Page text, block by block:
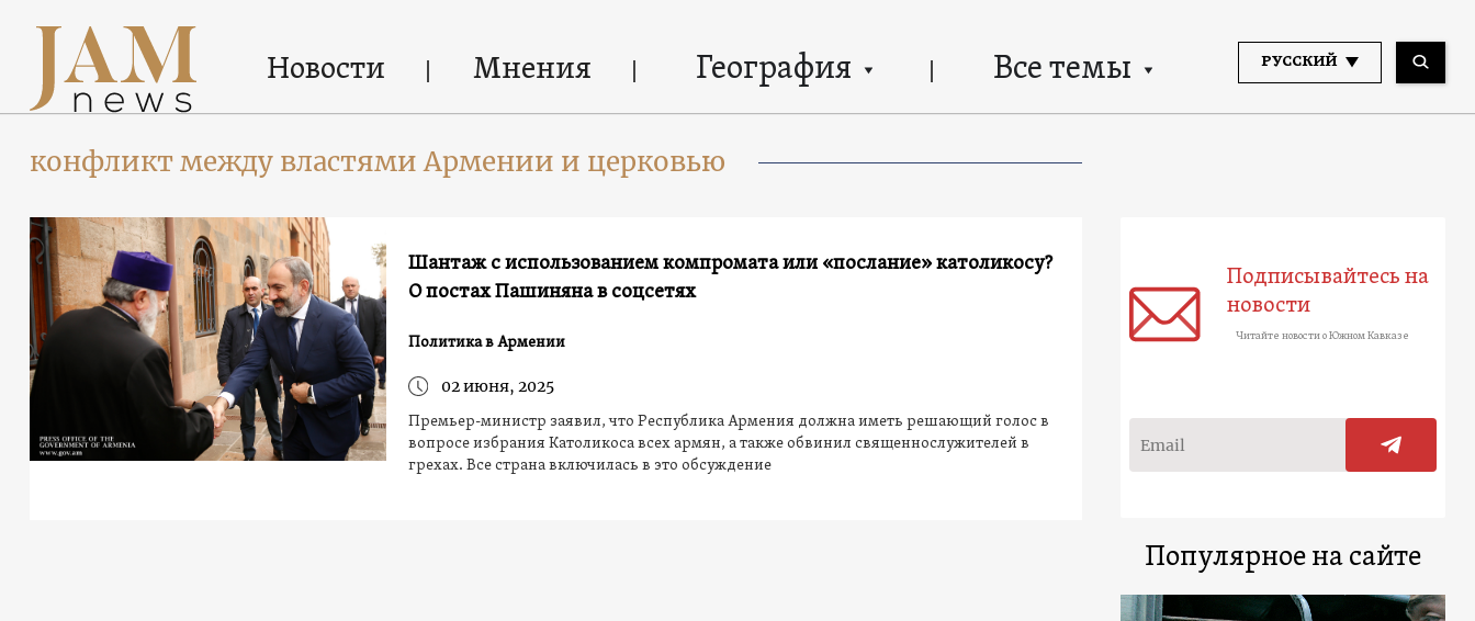
Новости Мнения География Все темы РУССКИЙ
конфликт между властями Армении и церковью
Шантаж с использованием компромата или «послание» католикосу?
О постах Пашиняна в соцсетях
Политика в Армении
02 июня, 2025
Премьер-министр заявил, что Республика Армения должна иметь решающий голос в
вопросе избрания Католикоса всех армян, а также обвинил священнослужителей в
грехах. Все страна включилась в это обсуждение
Подписывайтесь на
новости
Читайте новости о Южном Кавказе
Популярное на сайте